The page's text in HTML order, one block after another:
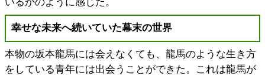
幸せな未来へ続いていた幕末の世界
本物の坂本龍馬には会えなくても、龍馬のような生き方
をしている青年には出会うことができた。これは龍馬が